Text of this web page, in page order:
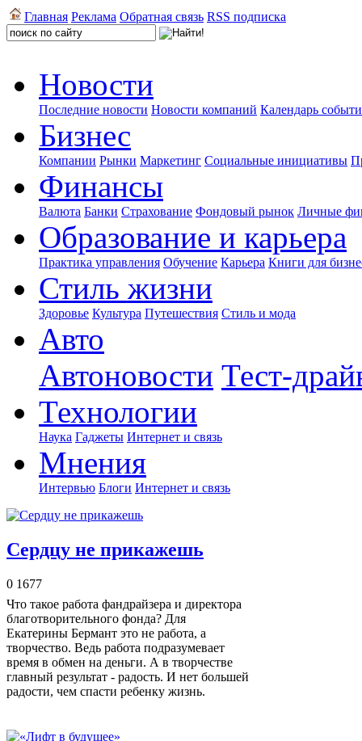
Главная Реклама Обратная связь RSS подписка
Новости
Последние новости Новости компаний Календарь
Бизнес
Компании Рынки Маркетинг Социальные инициативы
Финансы
Валюта Банки Страхование Фондовый рынок Личные
Образование и карьера
Практика управления Обучение Карьера Книги для
Стиль жизни
Здоровье Культура Путешествия Стиль и мода
Авто
Автоновости Тест-
Технологии
Наука Гаджеты Интернет и связь
Мнения
Интервью Блоги Интернет и связь
Сердцу не прикажешь
0 1677
Что такое работа фандрайзера и директора
благотворительного фонда? Для
Екатерины Бермант это не работа, а
творчество. Ведь работа подразумевает
время в обмен на деньги. А в творчестве
главный результат - радость. И нет большей
радости, чем спасти ребенку жизнь.